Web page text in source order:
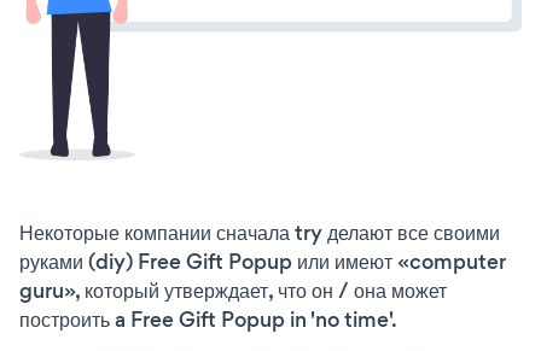
Некоторые компании сначала try делают все своими
руками (diy) Free Gift Popup или имеют «computer
guru», который утверждает, что он / она может
построить a Free Gift Popup in 'no time'.